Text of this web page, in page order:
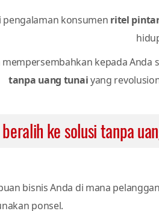
konsumen ritel
kepada Anda
tanpa uang tunaiyang
ke solusi tanpa
bisnis Anda di mana
ponsel.